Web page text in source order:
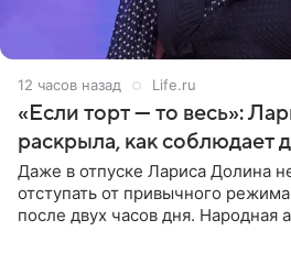
12 часов назад Life.ru
«Если торт — то весь»:
раскрыла, как соблюдает
Даже в отпуске Лариса Долина
отступать от привычного
после двух часов дня. Народная